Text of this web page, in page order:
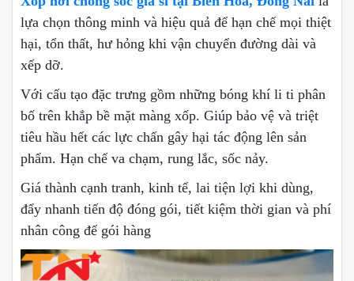
lựa chọn thông minh và hiệu quả để hạn chế mọi thiệt
hại, tổn thất, hư hỏng khi vận chuyển đường dài và
xếp dỡ.
Với cấu tạo đặc trưng gồm những bóng khí li ti phân
bố trên khắp bề mặt màng xốp. Giúp bảo vệ và triệt
tiêu hầu hết các lực chấn gây hại tác động lên sản
phẩm. Hạn chế va chạm, rung lắc, sốc nảy.
Giá thành cạnh tranh, kinh tế, lai tiện lợi khi dùng,
đẩy nhanh tiến độ đóng gói, tiết kiệm thời gian và phí
nhân công để gói hàng